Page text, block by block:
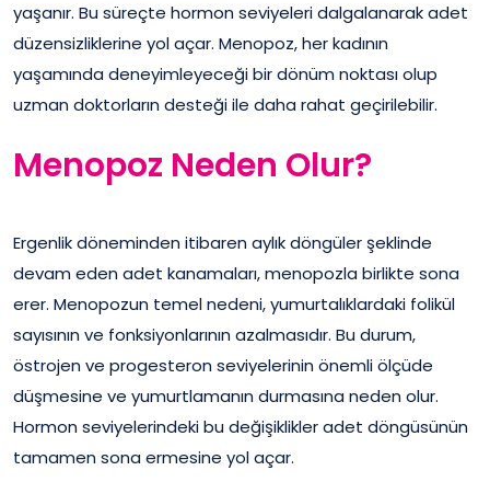
yaşanır. Bu süreçte hormon seviyeleri dalgalanarak adet
düzensizliklerine yol açar. Menopoz, her kadının
yaşamında deneyimleyeceği bir dönüm noktası olup
uzman doktorların desteği ile daha rahat geçirilebilir.
Menopoz Neden Olur?
Ergenlik döneminden itibaren aylık döngüler şeklinde
devam eden adet kanamaları, menopozla birlikte sona
erer. Menopozun temel nedeni, yumurtalıklardaki folikül
sayısının ve fonksiyonlarının azalmasıdır. Bu durum,
östrojen ve progesteron seviyelerinin önemli ölçüde
düşmesine ve yumurtlamanın durmasına neden olur.
Hormon seviyelerindeki bu değişiklikler adet döngüsünün
tamamen sona ermesine yol açar.